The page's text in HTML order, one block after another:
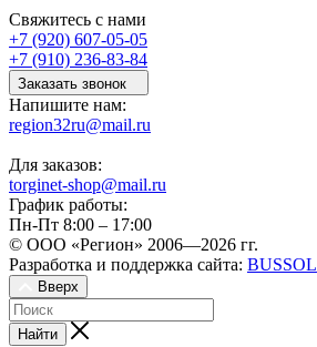
Свяжитесь с нами
+7 (920) 607-05-05
+7 (910) 236-83-84
Заказать звонок
Напишите нам:
region32ru@mail.ru
Для заказов:
torginet-shop@mail.ru
График работы:
Пн-Пт 8:00 – 17:00
© ООО «Регион» 2006—2026 гг.
Разработка и поддержка сайта: BUSSOL
Вверх
Найти